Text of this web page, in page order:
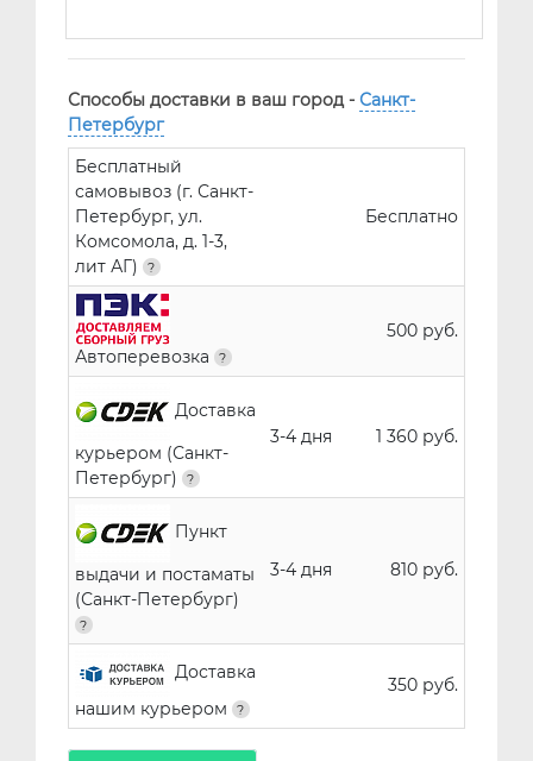
Способы доставки в ваш город - Санкт-
Петербург
Бесплатный
самовывоз (г. Санкт-
Петербург, ул.
Комсомола, д. 1-3,
лит АГ)
Бесплатно
Автоперевозка
500 руб.
Доставка
курьером (Санкт-
Петербург)
3-4 дня 1 360 руб.
Пункт
выдачи и постаматы
(Санкт-Петербург)
3-4 дня 810 руб.
Доставка
нашим курьером
350 руб.